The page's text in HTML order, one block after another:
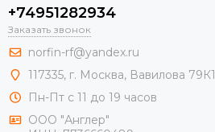
+74951282934
Заказать звонок
norfin-rf@yandex.ru
117335, г. Москва, Вавилова 79К1
Пн-Пт с 11 до 19 часов
ООО "Англер"